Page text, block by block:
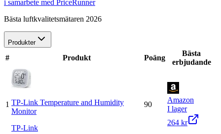
i samarbete med PriceRunner
Bästa luftkvalitetsmätaren 2026
Produkter
# Produkt Poäng
Bästa
erbjudande
1 TP-Link Temperature and Humidity
Monitor
TP-Link
90
Amazon
I lager
264 kr